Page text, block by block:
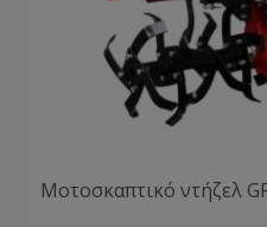
Μοτοσκαπτικό ντήζελ